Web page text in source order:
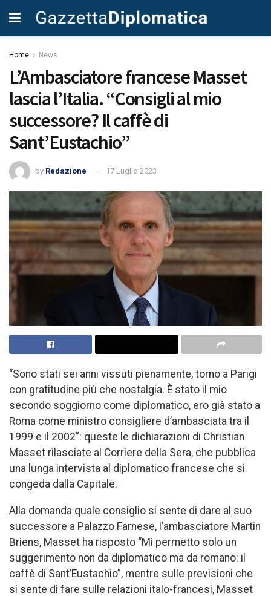
Home News
L’Ambasciatore francese Masset
lascia l’Italia. “Consigli al mio
successore? Il caffè di
Sant’Eustachio”
by Redazione 17 Luglio 2023
“Sono stati sei anni vissuti pienamente, torno a Parigi
con gratitudine più che nostalgia. È stato il mio
secondo soggiorno come diplomatico, ero già stato a
Roma come ministro consigliere d’ambasciata tra il
1999 e il 2002”: queste le dichiarazioni di Christian
Masset rilasciate al Corriere della Sera, che pubblica
una lunga intervista al diplomatico francese che si
congeda dalla Capitale.
Alla domanda quale consiglio si sente di dare al suo
successore a Palazzo Farnese, l’ambasciatore Martin
Briens, Masset ha risposto “Mi permetto solo un
suggerimento non da diplomatico ma da romano: il
caffè di Sant’Eustachio”, mentre sulle previsioni che
si sente di fare sulle relazioni italo-francesi, Masset